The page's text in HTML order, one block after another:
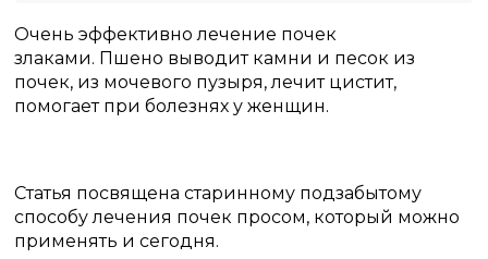
Очень эффективно лечение почек
злаками. Пшено выводит камни и песок из
почек, из мочевого пузыря, лечит цистит,
помогает при болезнях у женщин.
Статья посвящена старинному подзабытому
способу лечения почек просом, который можно
применять и сегодня.